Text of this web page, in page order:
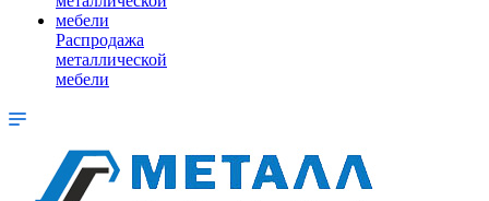
Распродажа
металлической
мебели